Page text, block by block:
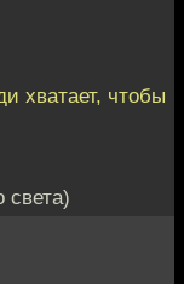
хватает, чтобы
света)